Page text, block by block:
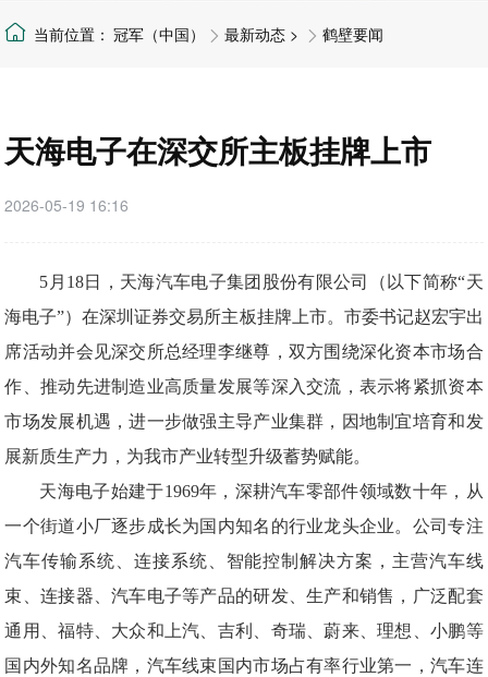
冠军（中国） 最新动态 > 鹤壁要闻
天海电子在深交所主板挂牌上市
2026-05-19 16:16
5月18日，天海汽车电子集团股份有限公司（以下简称“天
海电子”）在深圳证券交易所主板挂牌上市。市委书记赵宏宇出
席活动并会见深交所总经理李继尊，双方围绕深化资本市场合
作、推动先进制造业高质量发展等深入交流，表示将紧抓资本
市场发展机遇，进一步做强主导产业集群，因地制宜培育和发
展新质生产力，为我市产业转型升级蓄势赋能。
天海电子始建于1969年，深耕汽车零部件领域数十年，从
一个街道小厂逐步成长为国内知名的行业龙头企业。公司专注
汽车传输系统、连接系统、智能控制解决方案，主营汽车线
束、连接器、汽车电子等产品的研发、生产和销售，广泛配套
通用、福特、大众和上汽、吉利、奇瑞、蔚来、理想、小鹏等
国内外知名品牌，汽车线束国内市场占有率行业第一，汽车连